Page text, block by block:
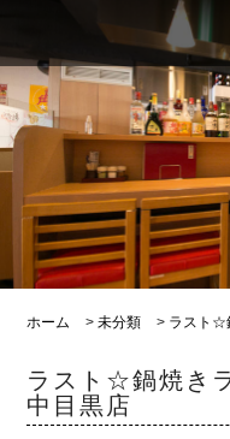
ホーム >未分類 > ラスト☆
ラスト☆鍋焼き
中目黒店